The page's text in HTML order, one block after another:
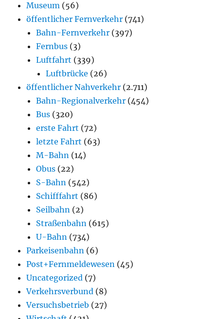
Museum (56)
öffentlicher Fernverkehr (741)
Bahn-Fernverkehr (397)
Fernbus (3)
Luftfahrt (339)
Luftbrücke (26)
öffentlicher Nahverkehr (2.711)
Bahn-Regionalverkehr (454)
Bus (320)
erste Fahrt (72)
letzte Fahrt (63)
M-Bahn (14)
Obus (22)
S-Bahn (542)
Schifffahrt (86)
Seilbahn (2)
Straßenbahn (615)
U-Bahn (734)
Parkeisenbahn (6)
Post+Fernmeldewesen (45)
Uncategorized (7)
Verkehrsverbund (8)
Versuchsbetrieb (27)